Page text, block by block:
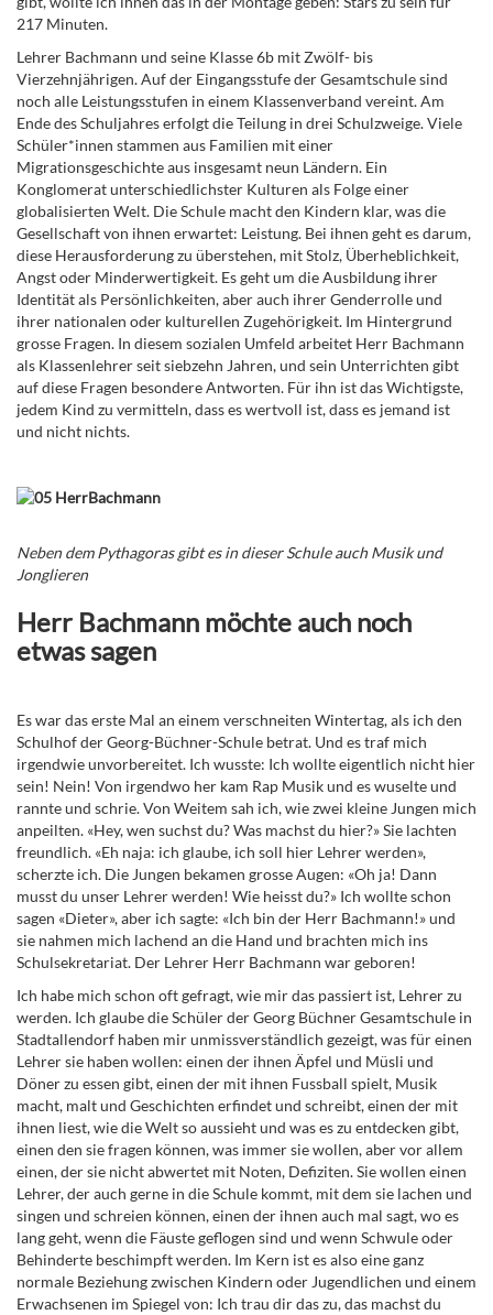
217 Minuten.
Lehrer Bachmann und seine Klasse 6b mit Zwölf- bis
Vierzehnjährigen. Auf der Eingangsstufe der Gesamtschule sind
noch alle Leistungsstufen in einem Klassenverband vereint. Am
Ende des Schuljahres erfolgt die Teilung in drei Schulzweige. Viele
Schüler*innen stammen aus Familien mit einer
Migrationsgeschichte aus insgesamt neun Ländern. Ein
Konglomerat unterschiedlichster Kulturen als Folge einer
globalisierten Welt. Die Schule macht den Kindern klar, was die
Gesellschaft von ihnen erwartet: Leistung. Bei ihnen geht es darum,
diese Herausforderung zu überstehen, mit Stolz, Überheblichkeit,
Angst oder Minderwertigkeit. Es geht um die Ausbildung ihrer
Identität als Persönlichkeiten, aber auch ihrer Genderrolle und
ihrer nationalen oder kulturellen Zugehörigkeit. Im Hintergrund
grosse Fragen. In diesem sozialen Umfeld arbeitet Herr Bachmann
als Klassenlehrer seit siebzehn Jahren, und sein Unterrichten gibt
auf diese Fragen besondere Antworten. Für ihn ist das Wichtigste,
jedem Kind zu vermitteln, dass es wertvoll ist, dass es jemand ist
und nicht nichts.
Neben dem Pythagoras gibt es in dieser Schule auch Musik und
Jonglieren
Herr Bachmann möchte auch noch
etwas sagen
Es war das erste Mal an einem verschneiten Wintertag, als ich den
Schulhof der Georg-Büchner-Schule betrat. Und es traf mich
irgendwie unvorbereitet. Ich wusste: Ich wollte eigentlich nicht hier
sein! Nein! Von irgendwo her kam Rap Musik und es wuselte und
rannte und schrie. Von Weitem sah ich, wie zwei kleine Jungen mich
anpeilten. «Hey, wen suchst du? Was machst du hier?» Sie lachten
freundlich. «Eh naja: ich glaube, ich soll hier Lehrer werden»,
scherzte ich. Die Jungen bekamen grosse Augen: «Oh ja! Dann
musst du unser Lehrer werden! Wie heisst du?» Ich wollte schon
sagen «Dieter», aber ich sagte: «Ich bin der Herr Bachmann!» und
sie nahmen mich lachend an die Hand und brachten mich ins
Schulsekretariat. Der Lehrer Herr Bachmann war geboren!
Ich habe mich schon oft gefragt, wie mir das passiert ist, Lehrer zu
werden. Ich glaube die Schüler der Georg Büchner Gesamtschule in
Stadtallendorf haben mir unmissverständlich gezeigt, was für einen
Lehrer sie haben wollen: einen der ihnen Äpfel und Müsli und
Döner zu essen gibt, einen der mit ihnen Fussball spielt, Musik
macht, malt und Geschichten erfindet und schreibt, einen der mit
ihnen liest, wie die Welt so aussieht und was es zu entdecken gibt,
einen den sie fragen können, was immer sie wollen, aber vor allem
einen, der sie nicht abwertet mit Noten, Defiziten. Sie wollen einen
Lehrer, der auch gerne in die Schule kommt, mit dem sie lachen und
singen und schreien können, einen der ihnen auch mal sagt, wo es
lang geht, wenn die Fäuste geflogen sind und wenn Schwule oder
Behinderte beschimpft werden. Im Kern ist es also eine ganz
normale Beziehung zwischen Kindern oder Jugendlichen und einem
Erwachsenen im Spiegel von: Ich trau dir das zu, das machst du